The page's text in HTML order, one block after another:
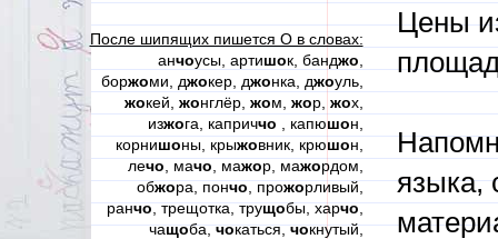
После шипящих пишется О в словах:
анчоусы, артишок, банджо
боржоми, джокер, джонка, джоуль,
жокей, жонглёр, жом, жор, жох,
изжога, каприччо , капюшон,
корнишоны, крыжовник, крюшон,
лечо , мачо , мажор, мажордом,
обжора, пончо, прожорливый,
ранчо, трещотка, трущобы, харчо,
чащоба,чокаться,чокнутый,
Цены
языка,